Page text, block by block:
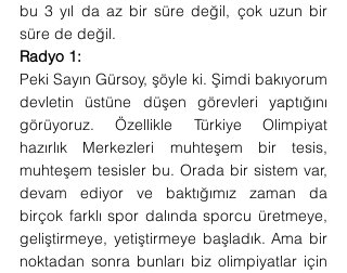
bu 3 yıl da az bir süre değil, çok uzun bir
süre de değil.
Radyo 1:
Peki Sayın Gürsoy, şöyle ki. Şimdi bakıyorum
devletin üstüne düşen görevleri yaptığını
görüyoruz. Özellikle Türkiye Olimpiyat
hazırlık Merkezleri muhteşem bir tesis,
muhteşem tesisler bu. Orada bir sistem var,
devam ediyor ve baktığımız zaman da
birçok farklı spor dalında sporcu üretmeye,
geliştirmeye, yetiştirmeye başladık. Ama bir
noktadan sonra bunları biz olimpiyatlar için